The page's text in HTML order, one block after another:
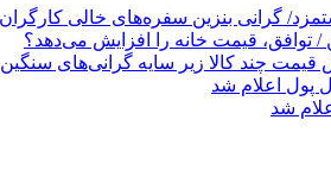
/ توافق، قیمت خانه را افزایش می‌دهد؟
قیمت چند کالا زیر سایه گرانی‌های سنگین
پول اعلام شد
شد